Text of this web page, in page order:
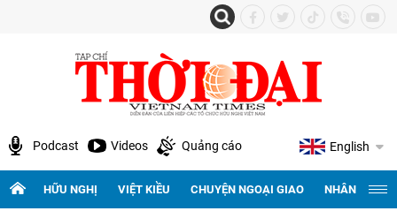
Podcast Videos Quảng cáo English
HỮU NGHỊ VIỆT KIỀU CHUYỆN NGOẠI GIAO NHÂN